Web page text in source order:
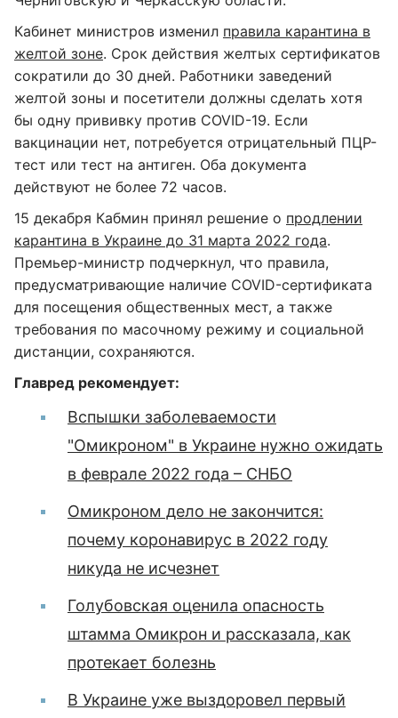
Кабинет министров изменил правила карантина в
желтой зоне. Срок действия желтых сертификатов
сократили до 30 дней. Работники заведений
желтой зоны и посетители должны сделать хотя
бы одну прививку против COVID-19. Если
вакцинации нет, потребуется отрицательный ПЦР-
тест или тест на антиген. Оба документа
действуют не более 72 часов.
15 декабря Кабмин принял решение о продлении
карантина в Украине до 31 марта 2022 года.
Премьер-министр подчеркнул, что правила,
предусматривающие наличие COVID-сертификата
для посещения общественных мест, а также
требования по масочному режиму и социальной
дистанции, сохраняются.
Главред рекомендует:
Вспышки заболеваемости
"Омикроном" в Украине нужно ожидать
в феврале 2022 года – СНБО
Омикроном дело не закончится:
почему коронавирус в 2022 году
никуда не исчезнет
Голубовская оценила опасность
штамма Омикрон и рассказала, как
протекает болезнь
В Украине уже выздоровел первый